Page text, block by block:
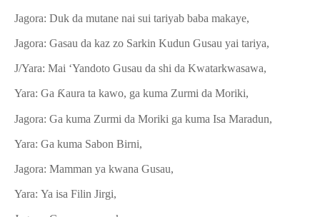
Jagora: Duk da mutane nai sui tariyab baba makaye,
Jagora: Gasau da kaz zo Sarkin Kudun Gusau yai tariya,
J/Yara: Mai ‘Yandoto Gusau da shi da Kwatarkwasawa,
Yara: Ga Ƙaura ta kawo, ga kuma Zurmi da Moriki,
Jagora: Ga kuma Zurmi da Moriki ga kuma Isa Maradun,
Yara: Ga kuma Sabon Birni,
Jagora: Mamman ya kwana Gusau,
Yara: Ya isa Filin Jirgi,